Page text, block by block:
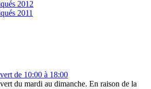
2012
2011
de 10:00 à 18:00
du mardi au dimanche. En raison de la